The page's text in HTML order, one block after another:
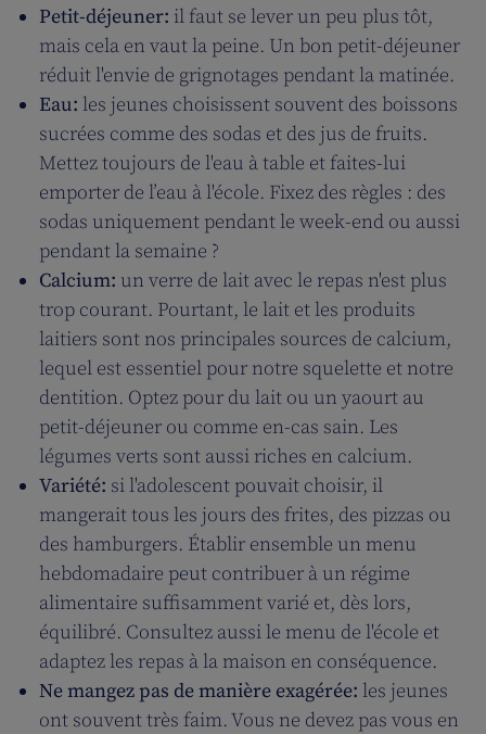
Petit-déjeuner: il faut se lever un peu plus tôt,
mais cela en vaut la peine. Un bon petit-déjeuner
réduit l'envie de grignotages pendant la matinée.
Eau: les jeunes choisissent souvent des boissons
sucrées comme des sodas et des jus de fruits.
Mettez toujours de l'eau à table et faites-lui
emporter de l’eau à l'école. Fixez des règles : des
sodas uniquement pendant le week-end ou aussi
pendant la semaine ?
Calcium: un verre de lait avec le repas n'est plus
trop courant. Pourtant, le lait et les produits
laitiers sont nos principales sources de calcium,
lequel est essentiel pour notre squelette et notre
dentition. Optez pour du lait ou un yaourt au
petit-déjeuner ou comme en-cas sain. Les
légumes verts sont aussi riches en calcium.
Variété: si l'adolescent pouvait choisir, il
mangerait tous les jours des frites, des pizzas ou
des hamburgers. Établir ensemble un menu
hebdomadaire peut contribuer à un régime
alimentaire suffisamment varié et, dès lors,
équilibré. Consultez aussi le menu de l'école et
adaptez les repas à la maison en conséquence.
Ne mangez pas de manière exagérée: les jeunes
ont souvent très faim. Vous ne devez pas vous en